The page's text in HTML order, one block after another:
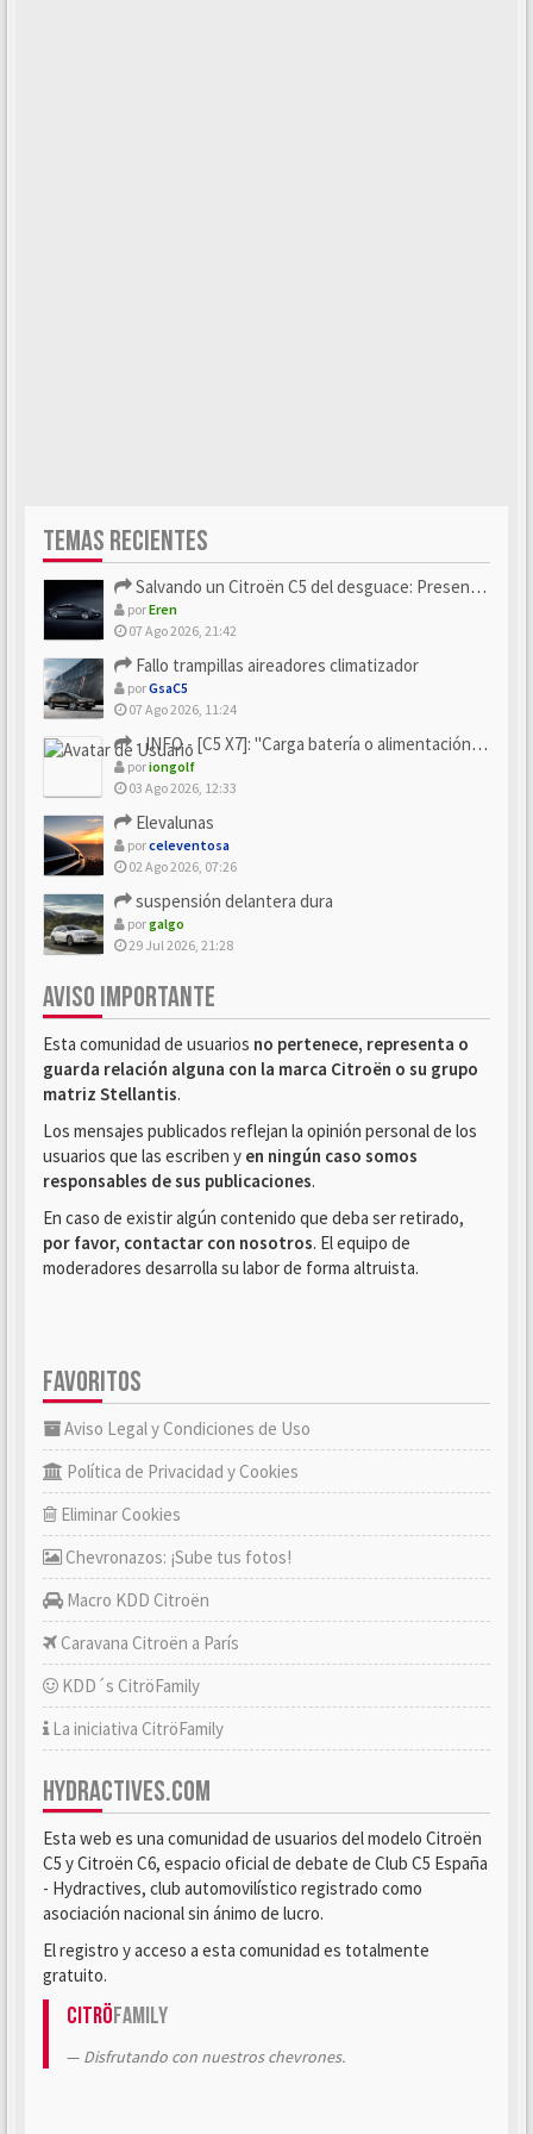
TEMAS RECIENTES
Salvando un Citroën C5 del desguace: Presentación y seguimiento
porEren
07 Ago 2026, 21:42
Fallo trampillas aireadores climatizador
porGsaC5
07 Ago 2026, 11:24
- INFO - [C5 X7]: "Carga batería o alimentación eléctri...
poriongolf
03 Ago 2026, 12:33
Elevalunas
porceleventosa
02 Ago 2026, 07:26
suspensión delantera dura
porgalgo
29 Jul 2026, 21:28
AVISO IMPORTANTE
Esta comunidad de usuarios no pertenece, representa o
guarda relación alguna con la marca Citroën o su grupo
matriz Stellantis.
Los mensajes publicados reflejan la opinión personal de los
usuarios que las escriben y en ningún caso somos
responsables de sus publicaciones.
En caso de existir algún contenido que deba ser retirado,
por favor, contactar con nosotros. El equipo de
moderadores desarrolla su labor de forma altruista.
FAVORITOS
Aviso Legal y Condiciones de Uso
Política de Privacidad y Cookies
Eliminar Cookies
Chevronazos: ¡Sube tus fotos!
Macro KDD Citroën
Caravana Citroën a París
KDD´s CitröFamily
La iniciativa CitröFamily
HYDRACTIVES.COM
Esta web es una comunidad de usuarios del modelo Citroën
C5 y Citroën C6, espacio oficial de debate de Club C5 España
- Hydractives, club automovilístico registrado como
asociación nacional sin ánimo de lucro.
El registro y acceso a esta comunidad es totalmente
gratuito.
CitröFamily
Disfrutando con nuestros chevrones.